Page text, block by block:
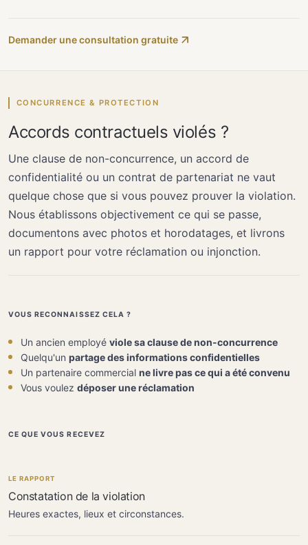
Demander une consultation gratuite
CONCURRENCE & PROTECTION
Accords contractuels violés ?
Une clause de non-concurrence, un accord de
confidentialité ou un contrat de partenariat ne vaut
quelque chose que si vous pouvez prouver la violation.
Nous établissons objectivement ce qui se passe,
documentons avec photos et horodatages, et livrons
un rapport pour votre réclamation ou injonction.
VOUS RECONNAISSEZ CELA ?
Un ancien employéviole sa clause de non-concurrence
Quelqu'unpartage des informations confidentielles
Un partenaire commercialne livre pas ce qui a été convenu
Vous voulezdéposer une réclamation
CE QUE VOUS RECEVEZ
LE RAPPORT
Constatation de la violation
Heures exactes, lieux et circonstances.